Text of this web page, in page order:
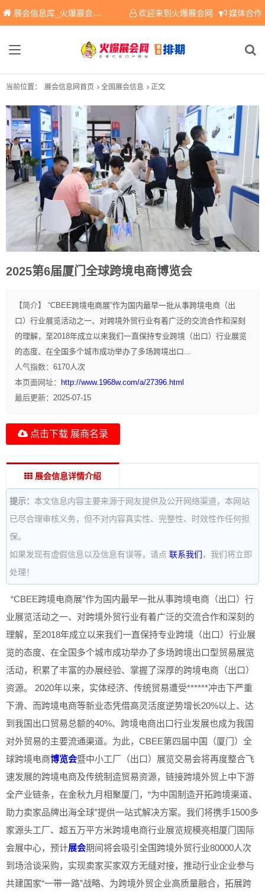
展会信息库_火爆展会网免费展会信息查询平台，提供专业会展服务！ 欢迎来到火爆展会网 媒体合作
当前位置： 展会信息网首页 全国展会信息 正文
2025第6届厦门全球跨境电商博览会
【简介】
“CBEE跨境电商展”作为国内最早一批从事跨境电商（出
口）行业展览活动之一、对跨境外贸行业有着广泛的交流合作和深刻
的理解，至2018年成立以来我们一直保持专业跨境（出口）行业展览
的态度、在全国多个城市成功举办了多场跨境出口...
人气指数： 6170人次
本页面网址：
http://www.1968w.com/a/27396.html
最后更新： 2025-07-15
点击下载 展商名录
展会信息详情介绍
提示： 本文信息内容主要来源于网友提供及公开网络渠道，本网站
已尽合理审核义务，但不对内容真实性、完整性、时效性作任何担
保。
如果发现有虚假信息以及信息有误等，请点 联系我们 ，我们将立即
处理！
“CBEE跨境电商展”作为国内最早一批从事跨境电商（出口）行
业展览活动之一、对跨境外贸行业有着广泛的交流合作和深刻的
理解，至2018年成立以来我们一直保持专业跨境（出口）行业展
览的态度、在全国多个城市成功举办了多场跨境出口型贸易展览
活动，积累了丰富的办展经验、掌握了深厚的跨境电商（出口）
资源。 2020年以来，实体经济、传统贸易遭受******冲击下严重
下滑、而跨境电商等新业态凭借高灵活度逆势增长20%以上、达
到我国出口贸易总额的40%、跨境电商出口行业发展也成为我国
对外贸易的主要流通渠道。为此，CBEE第四届中国（厦门）全
球跨境电商博览会暨中小工厂（出口）展览交易会将再度整合飞
速发展的跨境电商及传统制造贸易资源，链接跨境外贸上中下游
全产业链条，在金秋九月相聚厦门，“为中国制造开拓跨境渠道、
助力卖家品牌出海全球”提供一站式解决方案。我们将携手1500多
家源头工厂、超五万平方米跨境电商行业展览规模亮相厦门国际
会展中心，预计展会期间将会吸引全国跨境外贸行业80000人次
到场洽谈采购，实现卖家买家双方无缝对接，推动行业企业参与
共建国家“一带一路”战略、为跨境外贸企业高质量融合，拓展跨